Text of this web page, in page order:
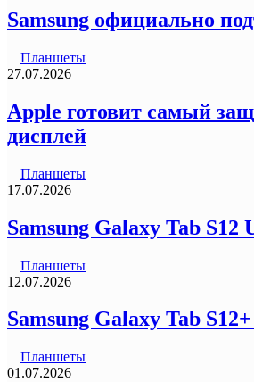
Samsung официально
Планшеты
27.07.2026
Apple готовит самый
дисплей
Планшеты
17.07.2026
Samsung Galaxy Tab
Планшеты
12.07.2026
Samsung Galaxy Tab
Планшеты
01.07.2026